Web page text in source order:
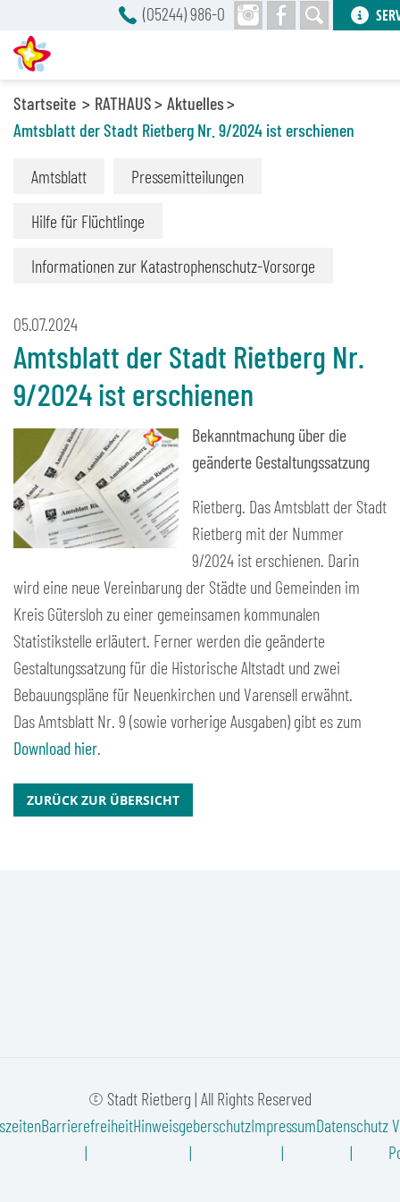
Startseite RATHAUS
Aktuelles
Amtsblatt der Stadt Rietberg Nr. 9/2024 ist erschienen
Amtsblatt Pressemitteilungen
Hilfe für Flüchtlinge
Informationen zur Katastrophenschutz-Vorsorge
05.07.2024
Amtsblatt der Stadt Rietberg Nr.
9/2024 ist erschienen
Bekanntmachung über die
geänderte Gestaltungssatzung
Rietberg. Das Amtsblatt der Stadt
Rietberg mit der Nummer
9/2024 ist erschienen. Darin
wird eine neue Vereinbarung der Städte und Gemeinden im
Kreis Gütersloh zu einer gemeinsamen kommunalen
Statistikstelle erläutert. Ferner werden die geänderte
Gestaltungssatzung für die Historische Altstadt und zwei
Bebauungspläne für Neuenkirchen und Varensell erwähnt.
Das Amtsblatt Nr. 9 (sowie vorherige Ausgaben) gibt es zum
Download hier.
ZURÜCK ZUR ÜBERSICHT
© Stadt Rietberg | All Rights Reserved
BarrierefreiheitHinweisgeberschutzImpressumDatenschutz
(05244) 986-0